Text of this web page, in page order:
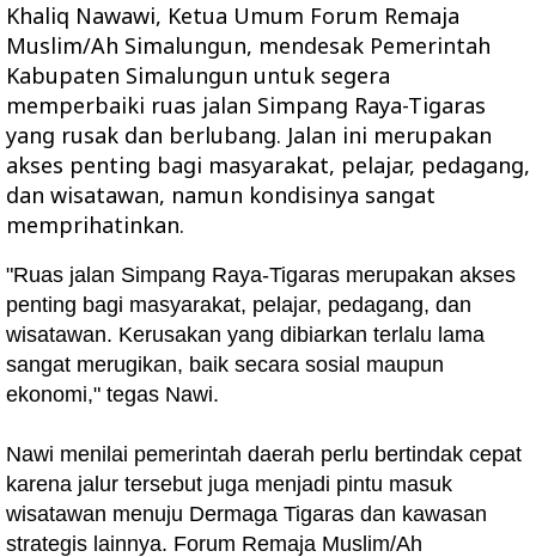
Khaliq Nawawi, Ketua Umum Forum Remaja
Muslim/Ah Simalungun, mendesak Pemerintah
Kabupaten Simalungun untuk segera
memperbaiki ruas jalan Simpang Raya-Tigaras
yang rusak dan berlubang. Jalan ini merupakan
akses penting bagi masyarakat, pelajar, pedagang,
dan wisatawan, namun kondisinya sangat
memprihatinkan.
"Ruas jalan Simpang Raya-Tigaras merupakan akses
penting bagi masyarakat, pelajar, pedagang, dan
wisatawan. Kerusakan yang dibiarkan terlalu lama
sangat merugikan, baik secara sosial maupun
ekonomi," tegas Nawi.
Nawi menilai pemerintah daerah perlu bertindak cepat
karena jalur tersebut juga menjadi pintu masuk
wisatawan menuju Dermaga Tigaras dan kawasan
strategis lainnya. Forum Remaja Muslim/Ah